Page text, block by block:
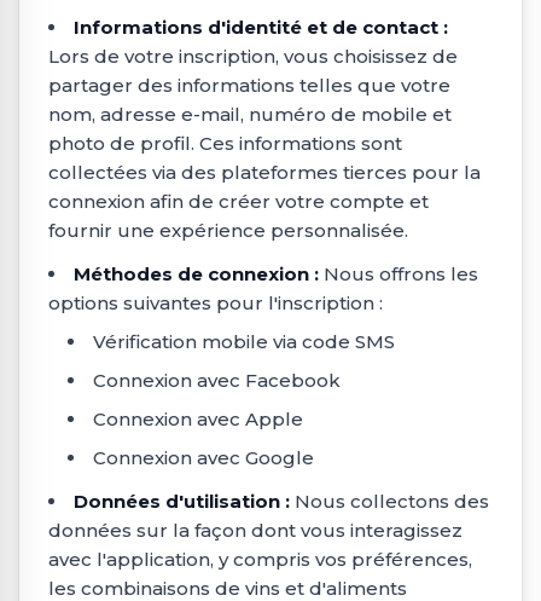
Informations d'identité et de contact :
Lors de votre inscription, vous choisissez de
partager des informations telles que votre
nom, adresse e-mail, numéro de mobile et
photo de profil. Ces informations sont
collectées via des plateformes tierces pour la
connexion afin de créer votre compte et
fournir une expérience personnalisée.
Méthodes de connexion : Nous offrons les
options suivantes pour l'inscription :
Vérification mobile via code SMS
Connexion avec Facebook
Connexion avec Apple
Connexion avec Google
Données d'utilisation : Nous collectons des
données sur la façon dont vous interagissez
avec l'application, y compris vos préférences,
les combinaisons de vins et d'aliments